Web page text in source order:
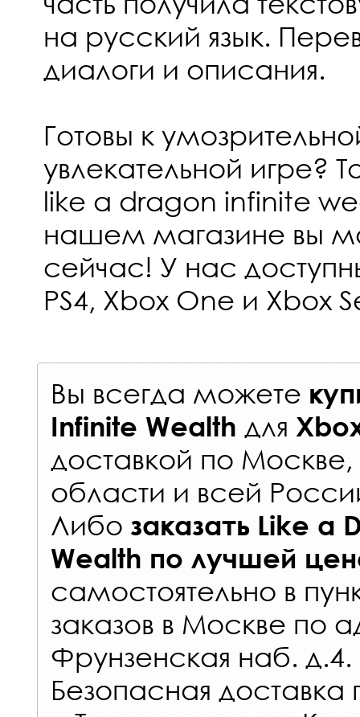
на русский язык.
диалоги и описания.
Готовы к
увлекательной игре?
like a dragon infinite
нашем магазине вы
сейчас! У нас
PS4, Xbox One и Xbox
Вы всегда можете
Infinite Wealth для
доставкой по
области и всей
Либо заказать Like a
Wealth по лучшей
самостоятельно в
заказов в Москве по
Фрунзенская наб. д.4.
Безопасная